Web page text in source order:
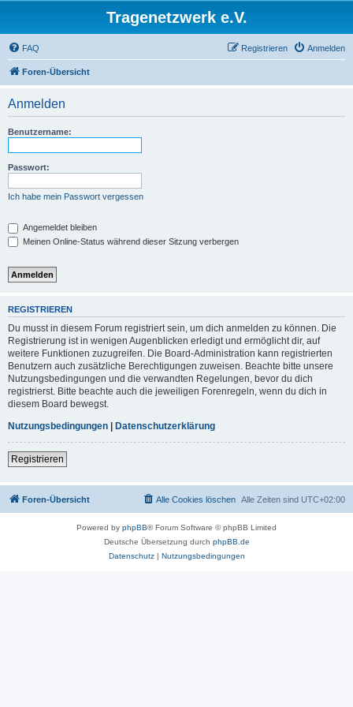
Tragenetzwerk e.V.
FAQ Anmelden
Registrieren
Foren-Übersicht
Anmelden
Benutzername:
Passwort:
Ich habe mein Passwort vergessen
Angemeldet bleiben
Meinen Online-Status während dieser Sitzung verbergen
REGISTRIEREN
Du musst in diesem Forum registriert sein, um dich anmelden zu können. Die
Registrierung ist in wenigen Augenblicken erledigt und ermöglicht dir, auf
weitere Funktionen zuzugreifen. Die Board-Administration kann registrierten
Benutzern auch zusätzliche Berechtigungen zuweisen. Beachte bitte unsere
Nutzungsbedingungen und die verwandten Regelungen, bevor du dich
registrierst. Bitte beachte auch die jeweiligen Forenregeln, wenn du dich in
diesem Board bewegst.
Nutzungsbedingungen | Datenschutzerklärung
Registrieren
Foren-Übersicht Alle Zeiten sind UTC+02:00
Alle Cookies löschen
Powered by phpBB® Forum Software © phpBB Limited
Deutsche Übersetzung durch phpBB.de
Datenschutz| Nutzungsbedingungen